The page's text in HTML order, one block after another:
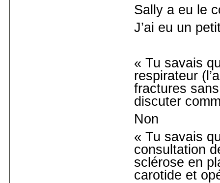
Sally a eu le
J’ai eu un
« Tu savais
respirateur
fractures
discuter
Non
« Tu savais
consultation
sclérose en
carotide et